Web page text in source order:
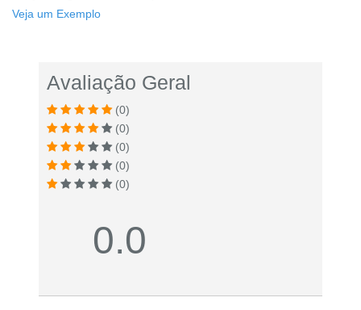
Veja um Exemplo
Avaliação Geral
(0)
(0)
(0)
(0)
(0)
0.0